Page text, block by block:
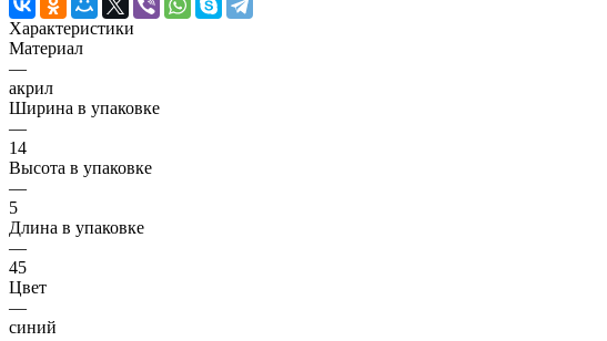
Характеристики
Материал
—
акрил
Ширина в упаковке
—
14
Высота в упаковке
—
5
Длина в упаковке
—
45
Цвет
—
синий